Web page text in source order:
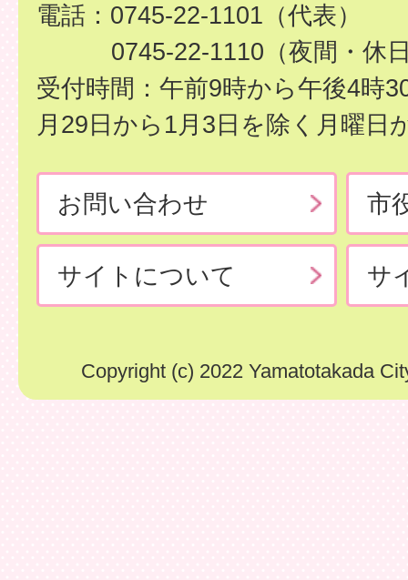
電話：0745-22-1101（代表）
0745-22-1110（夜間・休
受付時間：午前9時から午後4時
月29日から1月3日を除く月曜日
お問い合わせ 市
サイトについて サ
Copyright (c) 2022 Yamatotakada